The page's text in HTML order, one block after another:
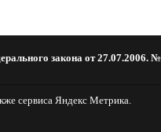
закона от 27.07.2006. №
сервиса Яндекс Метрика.